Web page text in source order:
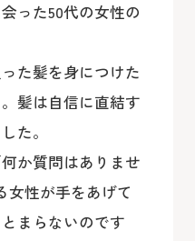
った50代の女性の
た髪を身につけた
髪は自信に直結す
た。
か質問はありませ
女性が手をあげて
まらないのです